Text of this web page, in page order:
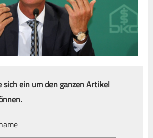
sich ein um den ganzen Artikel